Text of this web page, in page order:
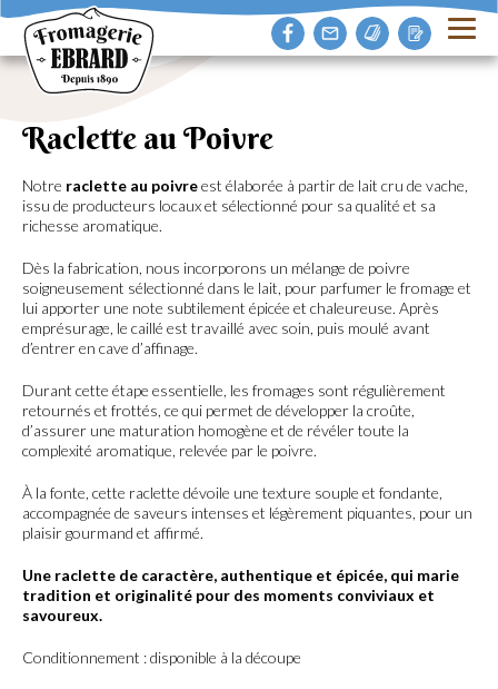
Raclette au Poivre
Notre raclette au poivreest élaborée à partir de lait cru de vache,
issu de producteurs locaux et sélectionné pour sa qualité et sa
richesse aromatique.
Dès la fabrication, nous incorporons un mélange de poivre
soigneusement sélectionné dans le lait, pour parfumer le fromage et
lui apporter une note subtilement épicée et chaleureuse. Après
emprésurage, le caillé est travaillé avec soin, puis moulé avant
d’entrer en cave d’affinage.
Durant cette étape essentielle, les fromages sont régulièrement
retournés et frottés, ce qui permet de développer la croûte,
d’assurer une maturation homogène et de révéler toute la
complexité aromatique, relevée par le poivre.
À la fonte, cette raclette dévoile une texture souple et fondante,
accompagnée de saveurs intenses et légèrement piquantes, pour un
plaisir gourmand et affirmé.
Une raclette de caractère, authentique et épicée, qui marie
tradition et originalité pour des moments conviviaux et
savoureux.
Conditionnement : disponible à la découpe